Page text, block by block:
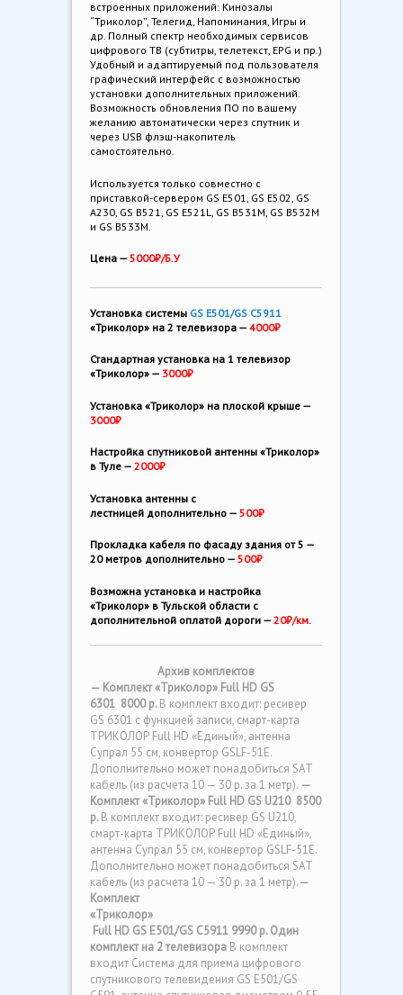
встроенных приложений: Кинозалы
“Триколор”, Телегид, Напоминания, Игры и
др. Полный спектр необходимых сервисов
цифрового ТВ (субтитры, телетекст, EPG и пр.)
Удобный и адаптируемый под пользователя
графический интерфейс с возможностью
установки дополнительных приложений.
Возможность обновления ПО по вашему
желанию автоматически через спутник и
через USB флэш-накопитель
самостоятельно.
Используется только совместно с
приставкой-сервером GS E501, GS E502, GS
A230, GS B521, GS Е521L, GS В531М, GS В532М
и GS В533М.
Цена — 5000₽/Б.У
Установка системы GS E501/GS C5911
«Триколор» на 2 телевизора — 4000₽
Стандартная установка на 1 телевизор
«Триколор» — 3000₽
Установка «Триколор» на плоской крыше —
3000₽
Настройка спутниковой антенны «Триколор»
в Туле — 2000₽
Установка антенны с
лестницей дополнительно — 500₽
Прокладка кабеля по фасаду здания от 5 —
20 метров дополнительно — 500₽
Возможна установка и настройка
«Триколор» в Тульской области с
дополнительной оплатой дороги — 20₽/км.
Архив комплектов
— Комплект «Триколор» Full HD GS
6301 8000 р.В комплект входит: ресивер
GS 6301 с функцией записи, смарт-карта
ТРИКОЛОР Full HD «Единый», антенна
Супрал 55 см, конвертор GSLF-51E.
Дополнительно может понадобиться SAT
кабель (из расчета 10 — 30 р. за 1 метр). —
Комплект «Триколор» Full HD GS U210 8500
р.В комплект входит: ресивер GS U210,
смарт-карта ТРИКОЛОР Full HD «Единый»,
антенна Супрал 55 см, конвертор GSLF-51E.
Дополнительно может понадобиться SAT
кабель (из расчета 10 — 30 р. за 1 метр).—
Комплект
«Триколор»
Full HD GS E501/GS C59119990 р.Один
комплект на 2 телевизора В комплект
входит Система для приема цифрового
спутникового телевидения GS E501/GS